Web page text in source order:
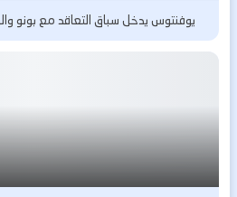
يوفنتوس يدخل سباق التعاقد مع بونو